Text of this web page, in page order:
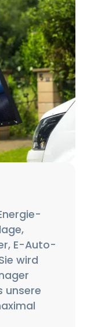
E-Auto-
wird
unsere